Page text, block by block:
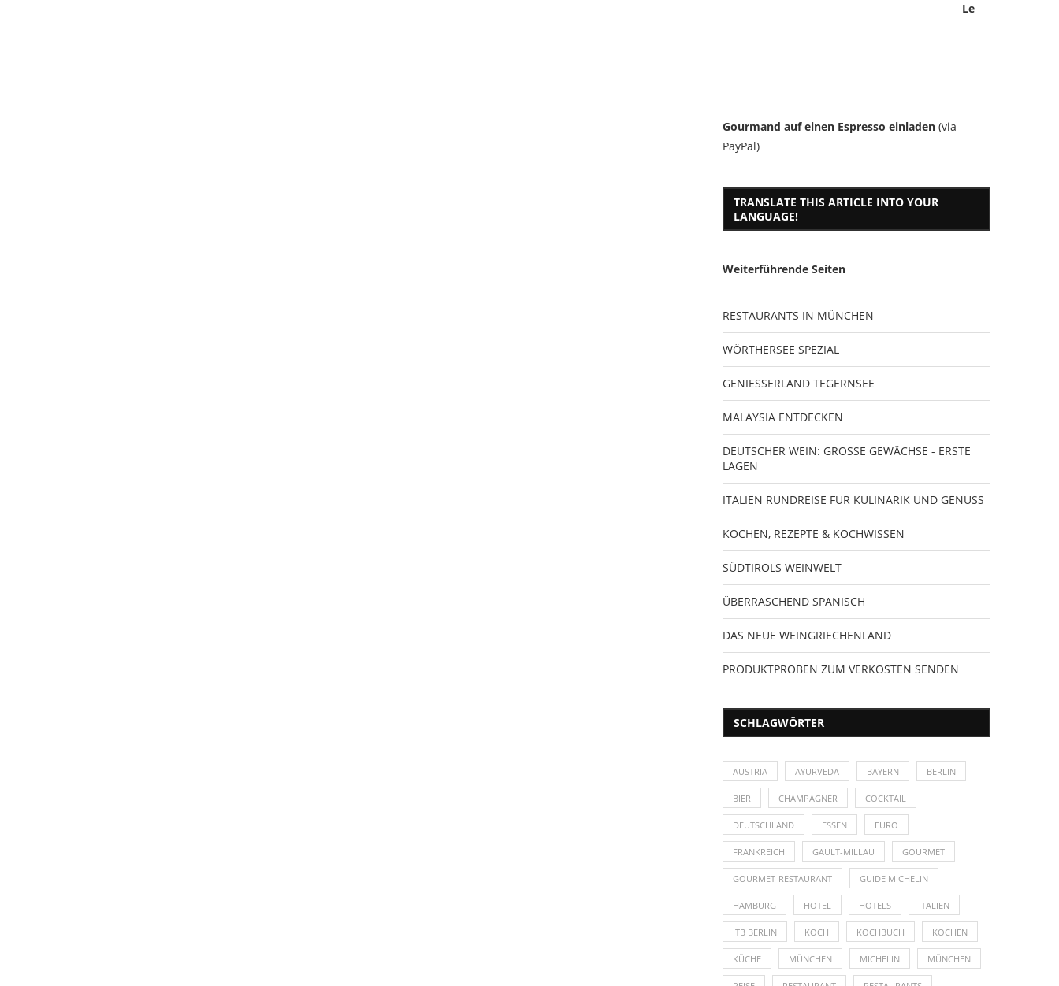
Le
Gourmand auf einen Espresso einladen (via
PayPal)
TRANSLATE THIS ARTICLE INTO YOUR
LANGUAGE!
Weiterführende Seiten
RESTAURANTS IN MÜNCHEN
WÖRTHERSEE SPEZIAL
GENIESSERLAND TEGERNSEE
MALAYSIA ENTDECKEN
DEUTSCHER WEIN: GROSSE GEWÄCHSE - ERSTE
LAGEN
ITALIEN RUNDREISE FÜR KULINARIK UND GENUSS
KOCHEN, REZEPTE & KOCHWISSEN
SÜDTIROLS WEINWELT
ÜBERRASCHEND SPANISCH
DAS NEUE WEINGRIECHENLAND
PRODUKTPROBEN ZUM VERKOSTEN SENDEN
SCHLAGWÖRTER
AUSTRIA AYURVEDA BAYERN BERLIN
BIER CHAMPAGNER COCKTAIL
DEUTSCHLAND ESSEN EURO
FRANKREICH GAULT-MILLAU GOURMET
GOURMET-RESTAURANT GUIDE MICHELIN
HAMBURG HOTEL HOTELS ITALIEN
ITB BERLIN KOCH KOCHBUCH KOCHEN
KÜCHE MÜNCHEN MICHELIN MÜNCHEN